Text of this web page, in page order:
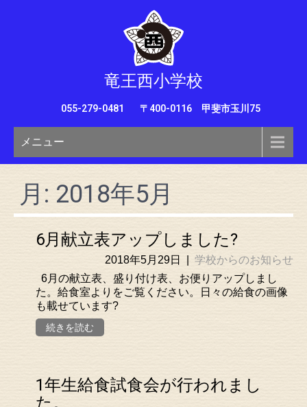
竜王西小学校
055-279-0481 〒400-0116 甲斐市玉川75
メニュー
月: 2018年5月
6月献立表アップしました?
2018年5月29日
学校からのお知らせ
6月の献立表、盛り付け表、お便りアップしまし
た。給食室よりをご覧ください。日々の給食の画像
も載せています?
続きを読む
1年生給食試食会が行われまし
た。